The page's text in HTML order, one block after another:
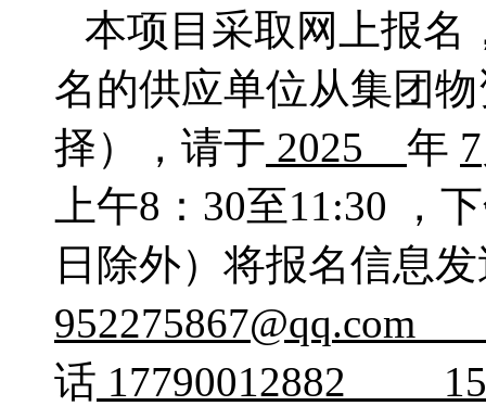
本项目采取网上报名
名的供应单位从集团
择），请于 2025 年 7
上午8： 30至11:30 ，
日除外）将报名信息
952275867@qq.com
话 17790012882